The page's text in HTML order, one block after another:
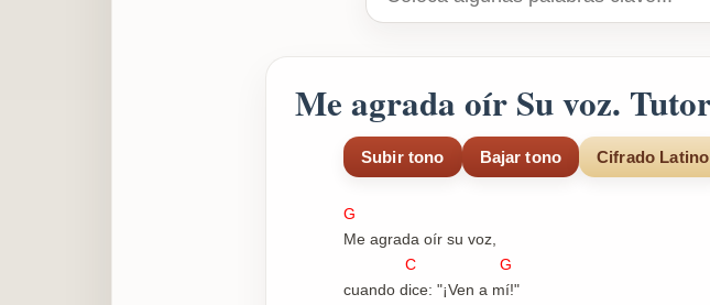
Me agrada oír Su voz.
Subir tono Bajar tono Cifrado Latino
G
Me agrada oír su voz,
C G
cuando dice: "¡Ven a mí!"